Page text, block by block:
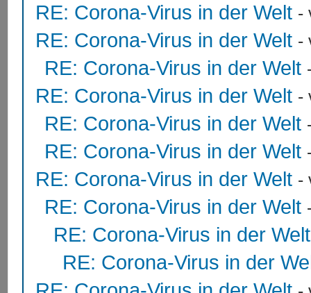
RE: Corona-Virus in der Welt -
RE: Corona-Virus in der Welt -
RE: Corona-Virus in der Welt
RE: Corona-Virus in der Welt -
RE: Corona-Virus in der Welt
RE: Corona-Virus in der Welt
RE: Corona-Virus in der Welt -
RE: Corona-Virus in der Welt
RE: Corona-Virus in der Welt
RE: Corona-Virus in der